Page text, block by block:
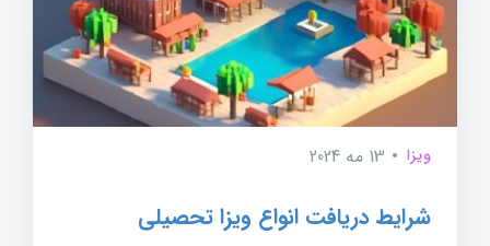
ویزا 13 مه 2024
شرایط دریافت انواع ویزا تحصیلی